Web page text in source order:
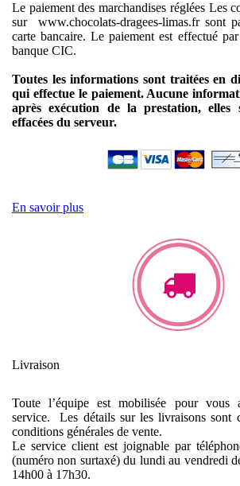
Le paiement des marchandises réglées Les
sur www.chocolats-dragees-limas.fr sont
carte bancaire. Le paiement est effectué
banque CIC.
Toutes les informations sont traitées en
qui effectue le paiement. Aucune
après exécution de la prestation, elles
effacées du serveur.
En savoir plus
Livraison
Toute l’équipe est mobilisée pour vous
service. Les détails sur les livraisons sont
conditions générales de vente.
Le service client est joignable par
(numéro non surtaxé) du lundi au vendredi
14h00 à 17h30.